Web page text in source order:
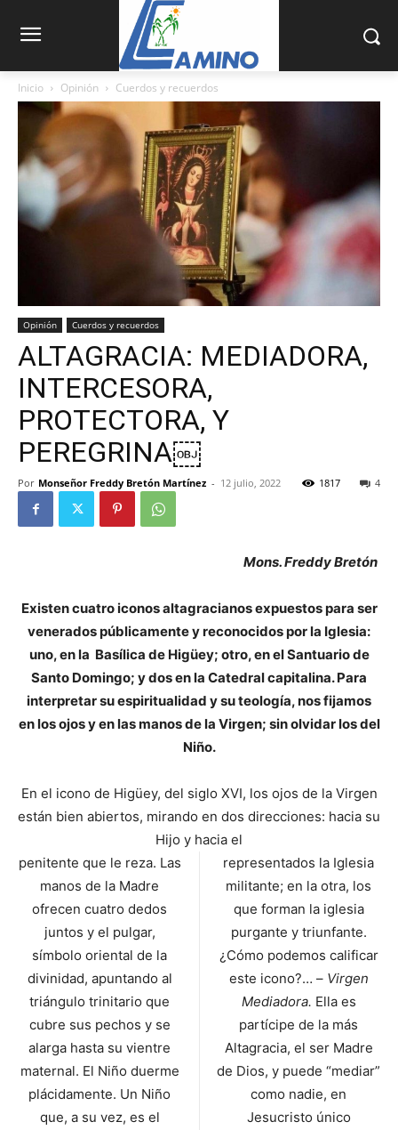
Inicio Opinión Cuerdos y recuerdos
Opinión Cuerdos y recuerdos
ALTAGRACIA: MEDIADORA,
INTERCESORA,
PROTECTORA, Y
PEREGRINA￼
Por Monseñor Freddy Bretón Martínez - 12 julio, 2022 4
1817
Mons. Freddy Bretón
Existen cuatro iconos altagracianos expuestos para ser
venerados públicamente y reconocidos por la Iglesia:
uno, en la Basílica de Higüey; otro, en el Santuario de
Santo Domingo; y dos en la Catedral capitalina. Para
interpretar su espiritualidad y su teología, nos fijamos
en los ojos y en las manos de la Virgen; sin olvidar los del
Niño.
En el icono de Higüey, del siglo XVI, los ojos de la Virgen
están bien abiertos, mirando en dos direcciones: hacia su
Hijo y hacia el
penitente que le reza. Las
manos de la Madre
ofrecen cuatro dedos
juntos y el pulgar,
símbolo oriental de la
divinidad, apuntando al
triángulo trinitario que
cubre sus pechos y se
alarga hasta su vientre
maternal. El Niño duerme
plácidamente. Un Niño
que, a su vez, es el
representados la Iglesia
militante; en la otra, los
que forman la iglesia
purgante y triunfante.
¿Cómo podemos calificar
este icono?… – Virgen
Mediadora. Ella es
partícipe de la más
Altagracia, el ser Madre
de Dios, y puede “mediar”
como nadie, en
Jesucristo único